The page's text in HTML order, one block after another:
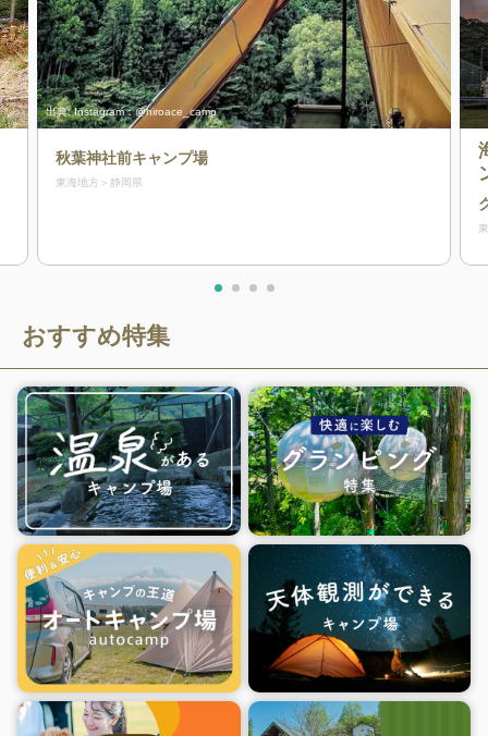
出典:Instagram：@hiroace_camp
秋葉神社前キャンプ場
東海地方 静岡県
おすすめ特集